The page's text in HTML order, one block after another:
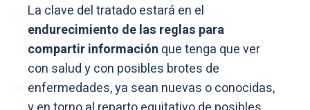
La clave del tratado estará en el
endurecimiento de las reglas para
compartir información que tenga que ver
con salud y con posibles brotes de
enfermedades, ya sean nuevas o conocidas,